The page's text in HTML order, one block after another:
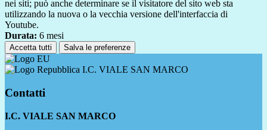
nei siti; può anche determinare se il visitatore del sito web sta
utilizzando la nuova o la vecchia versione dell'interfaccia di
Youtube.
Durata: 6 mesi
Accetta tutti Salva le preferenze
I.C. VIALE SAN MARCO
Contatti
I.C. VIALE SAN MARCO